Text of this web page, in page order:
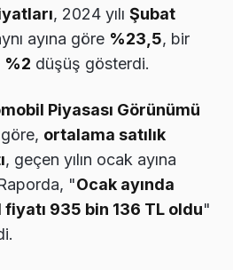
, 2024 yılı Şubat
ayına göre %23,5, bir
%2 düşüş gösterdi.
Piyasası Görünümü
ortalama satılık
, geçen yılın ocak ayına
"Ocak ayında
935 bin 136 TL oldu"